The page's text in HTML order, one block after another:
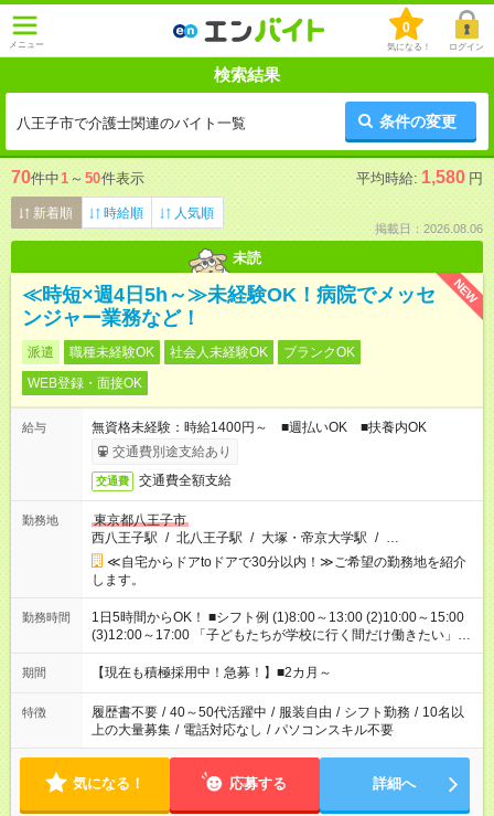
メニュー
0
気になる！ ログイン
検索結果
八王子市で介護士関連のバイト一覧 条件の変更
70件中1 ～ 50件表示 平均時給: 1,580 円
新着順 時給順 人気順
掲載日：2026.08.06
未読
NEW
≪時短×週4日5h～≫未経験OK！病院でメッセ
ンジャー業務など！
派遣 職種未経験OK 社会人未経験OK
ブランクOK
WEB登録・面接OK
給与
無資格未経験：時給1400円～ ■週払いOK ■扶養内OK
交通費別途支給あり
交通費 交通費全額支給
勤務地
東京都八王子市
西八王子駅 / 北八王子駅 / 大塚・帝京大学駅 / …
≪自宅からドアtoドアで30分以内！≫ご希望の勤務地を紹介
します。
勤務時間
1日5時間からOK！ ■シフト例 (1)8:00～13:00 (2)10:00～15:00
(3)12:00～17:00 「子どもたちが学校に行く間だけ働きたい」
「余裕を持って夕飯の準備がしたい」 「午前中は働いて、午後
はプライベートの時間にしたい」 など、ご希望を教えてくださ
間と、もう1つのお仕事の勤務時間。 合計で週40時間を超える
場合は応募できません。
期間 【現在も積極採用中！急募！】■2カ月～
特徴 履歴書不要 / 40～50代活躍中 / 服装自由 / シフト勤務 / 10名以
上の大量募集 / 電話対応なし / パソコンスキル不要
気になる！ 応募する 詳細へ